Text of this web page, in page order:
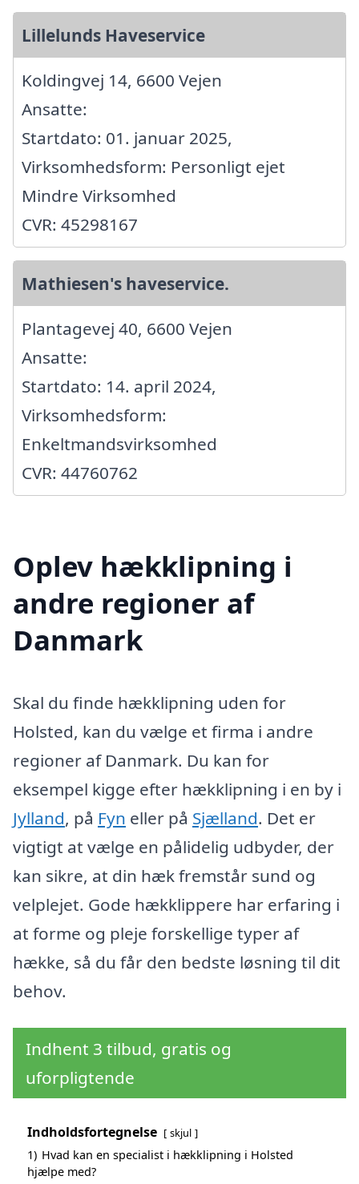
Lillelunds Haveservice
Koldingvej 14, 6600 Vejen
Ansatte:
Startdato: 01. januar 2025,
Virksomhedsform: Personligt ejet
Mindre Virksomhed
CVR: 45298167
Mathiesen's haveservice.
Plantagevej 40, 6600 Vejen
Ansatte:
Startdato: 14. april 2024,
Virksomhedsform:
Enkeltmandsvirksomhed
CVR: 44760762
Oplev hækklipning i
andre regioner af
Danmark
Skal du finde hækklipning uden for
Holsted, kan du vælge et firma i andre
regioner af Danmark. Du kan for
eksempel kigge efter hækklipning i en by i
Jylland, på Fyn eller på Sjælland. Det er
vigtigt at vælge en pålidelig udbyder, der
kan sikre, at din hæk fremstår sund og
velplejet. Gode hækklippere har erfaring i
at forme og pleje forskellige typer af
hække, så du får den bedste løsning til dit
behov.
Indhent 3 tilbud, gratis og
uforpligtende
Indholdsfortegnelse skjul
1) Hvad kan en specialist i hækklipning i Holsted
hjælpe med?